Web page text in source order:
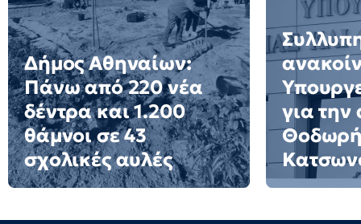
Δήμος Αθηναίων:
Πάνω από 220 νέα
δέντρα και 1.200
θάμνοι σε 43
σχολικές αυλές
για την